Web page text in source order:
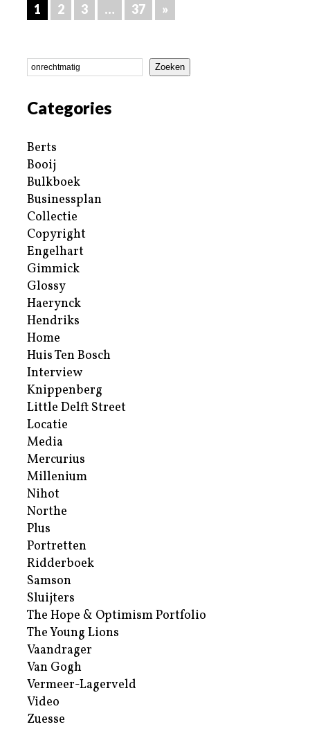
1 2 3 … 37 »
Zoeken
Categories
Berts
Booij
Bulkboek
Businessplan
Collectie
Copyright
Engelhart
Gimmick
Glossy
Haerynck
Hendriks
Home
Huis Ten Bosch
Interview
Knippenberg
Little Delft Street
Locatie
Media
Mercurius
Millenium
Nihot
Northe
Plus
Portretten
Ridderboek
Samson
Sluijters
The Hope & Optimism Portfolio
The Young Lions
Vaandrager
Van Gogh
Vermeer-Lagerveld
Video
Zuesse